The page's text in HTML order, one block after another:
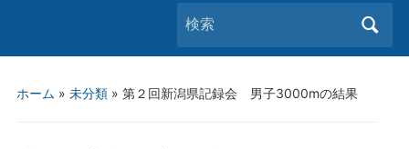
Search
for:
ホーム » 未分類» 第２回新潟県記録会 男子3000mの結果